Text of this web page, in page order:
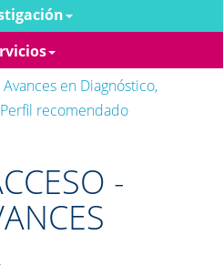
en Diagnóstico,
Perfil recomendado
-